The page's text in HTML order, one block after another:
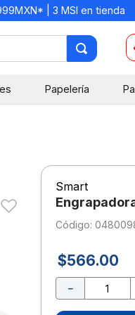
| 3 MSI en tienda
Papelería
Smart
:
$566.00
－